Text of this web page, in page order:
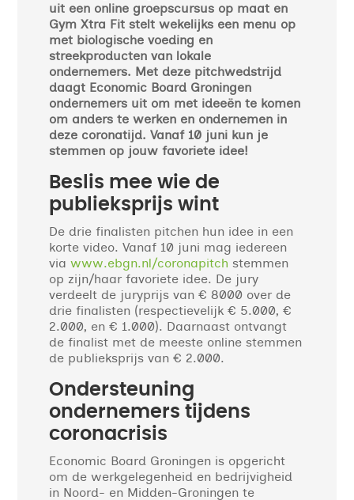
uit een online groepscursus op maat en
Gym Xtra Fit stelt wekelijks een menu op
met biologische voeding en
streekproducten van lokale
ondernemers. Met deze pitchwedstrijd
daagt Economic Board Groningen
ondernemers uit om met ideeën te komen
om anders te werken en ondernemen in
deze coronatijd. Vanaf 10 juni kun je
stemmen op jouw favoriete idee!
Beslis mee wie de
publieksprijs wint
De drie finalisten pitchen hun idee in een
korte video. Vanaf 10 juni mag iedereen
viawww.ebgn.nl /coronapitch stemmen
op zijn/haar favoriete idee. De jury
verdeelt de juryprijs van € 8000 over de
drie finalisten (respectievelijk € 5.000, €
2.000, en € 1.000). Daarnaast ontvangt
de finalist met de meeste online stemmen
de publieksprijs van € 2.000.
Ondersteuning
ondernemers tijdens
coronacrisis
Economic Board Groningen is opgericht
om de werkgelegenheid en bedrijvigheid
in Noord- en Midden-Groningen te